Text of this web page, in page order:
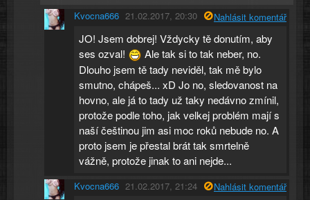
Kvocna666 21.02.2017, 20:30 Nahlásit komentář
JO! Jsem dobrej! Vždycky tě donutím, aby
ses ozval!
Ale tak si to tak neber, no.
Dlouho jsem tě tady neviděl, tak mě bylo
smutno, chápeš... xD Jo no, sledovanost na
hovno, ale já to tady už taky nedávno zmínil,
protože podle toho, jak velkej problém mají s
naší češtinou jim asi moc roků nebude no. A
proto jsem je přestal brát tak smrtelně
vážně, protože jinak to ani nejde...
Kvocna666 21.02.2017, 21:24 Nahlásit komentář